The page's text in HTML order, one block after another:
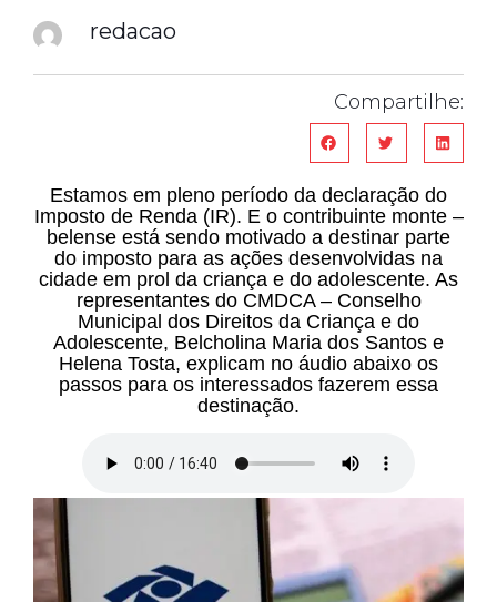
redacao
Compartilhe:
Estamos em pleno período da declaração do
Imposto de Renda (IR). E o contribuinte monte –
belense está sendo motivado a destinar parte
do imposto para as ações desenvolvidas na
cidade em prol da criança e do adolescente. As
representantes do CMDCA – Conselho
Municipal dos Direitos da Criança e do
Adolescente, Belcholina Maria dos Santos e
Helena Tosta, explicam no áudio abaixo os
passos para os interessados fazerem essa
destinação.